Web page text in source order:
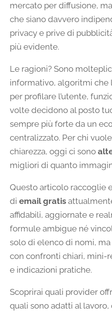
mercato per diffusione,
che siano davvero
privacy e prive di
più evidente.
Le ragioni? Sono
informativo, algoritmi che
per profilare l’utente,
volte decidono al posto
sempre più forte da un
centralizzato. Per chi
chiarezza, oggi ci sono
migliori di quanto
Questo articolo raccoglie
di email gratis
affidabili, aggiornate e
formule ambigue né
solo di elenco di nomi,
con confronti chiari, mini-
e indicazioni pratiche.
Scoprirai quali provider
quali sono adatti al